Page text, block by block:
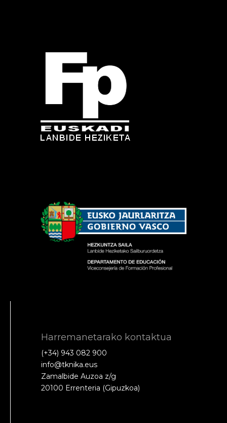
Harremanetarako kontaktua
(+34) 943 082 900
info@tknika.eus
Zamalbide Auzoa z/g
20100 Errenteria (Gipuzkoa)